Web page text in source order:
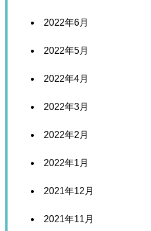
2022年6月
2022年5月
2022年4月
2022年3月
2022年2月
2022年1月
2021年12月
2021年11月